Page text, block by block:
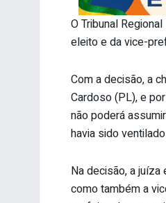
O Tribunal
eleito e da vice-
Com a decisão, a
Cardoso (PL), e
não poderá
havia sido
Na decisão, a
como também a